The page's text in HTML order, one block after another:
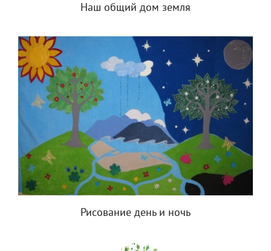
Наш общий дом земля
Рисование день и ночь